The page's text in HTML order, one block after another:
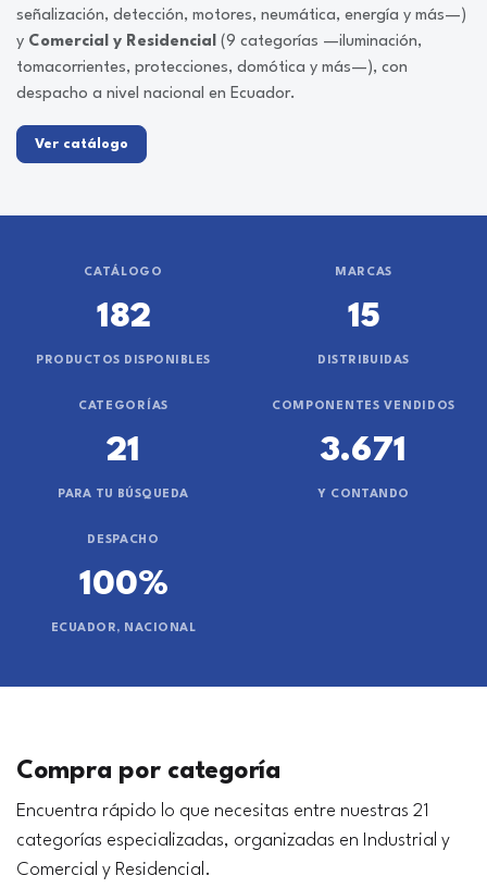
señalización, detección, motores, neumática, energía y más—)
y Comercial y Residencial (9 categorías —iluminación,
tomacorrientes, protecciones, domótica y más—), con
despacho a nivel nacional en Ecuador.
Ver catálogo
CATÁLOGO
182
PRODUCTOS DISPONIBLES
MARCAS
15
DISTRIBUIDAS
CATEGORÍAS
21
PARA TU BÚSQUEDA
COMPONENTES VENDIDOS
3.671
Y CONTANDO
DESPACHO
100%
ECUADOR, NACIONAL
Compra por categoría
Encuentra rápido lo que necesitas entre nuestras 21
categorías especializadas, organizadas en Industrial y
Comercial y Residencial.